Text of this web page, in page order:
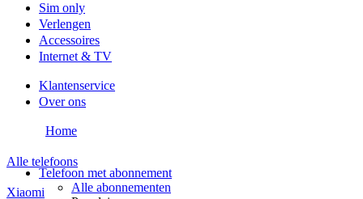
Sim only
Verlengen
Accessoires
Internet & TV
Klantenservice
Over ons
Telefoon met abonnement
Alle abonnementen
Home
Alle telefoons
Xiaomi